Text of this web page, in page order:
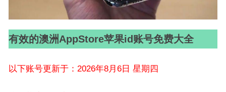
有效的澳洲AppStore苹果id账号免费大全
以下账号更新于：2026年8月6日 星期四